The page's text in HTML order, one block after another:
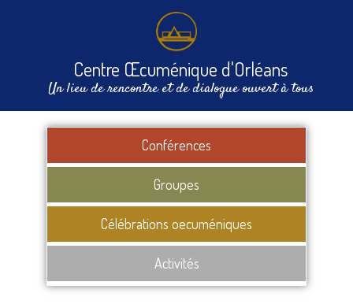
Centre Œcuménique d'Orléans
Un lieu de rencontre et de dialogue ouvert à tous
Conférences
Groupes
Célébrations oecuméniques
Activités